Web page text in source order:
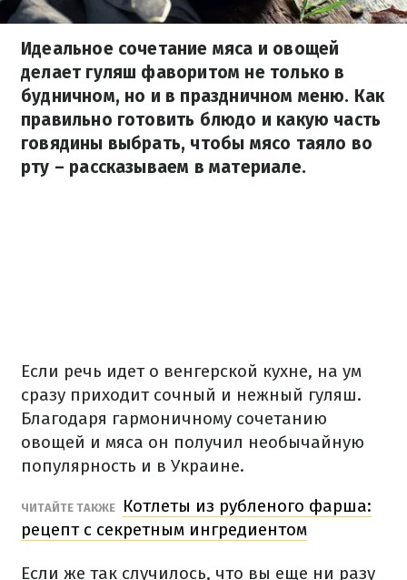
Идеальное сочетание мяса и овощей
делает гуляш фаворитом не только в
будничном, но и в праздничном меню. Как
правильно готовить блюдо и какую часть
говядины выбрать, чтобы мясо таяло во
рту – рассказываем в материале.
Если речь идет о венгерской кухне, на ум
сразу приходит сочный и нежный гуляш.
Благодаря гармоничному сочетанию
овощей и мяса он получил необычайную
популярность и в Украине.
ЧИТАЙТЕ ТАКЖЕ
Котлеты из рубленого фарша:
рецепт с секретным ингредиентом
Если же так случилось, что вы еще ни разу